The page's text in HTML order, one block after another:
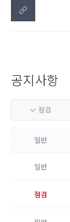
공지사항
점검
일반
일반
점검